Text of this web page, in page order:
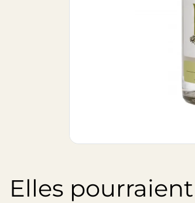
Elles pourraient